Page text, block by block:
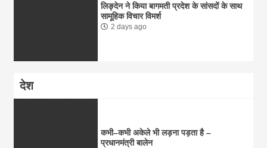
लिङ्देन ने किया बागमती प्रदेश के सांसदों के साथ
सामूहिक विचार विमर्श
2 days ago
देश
कभी–कभी अकेले भी लड़ना पड़ता है –
प्रधानमंत्री बालेन